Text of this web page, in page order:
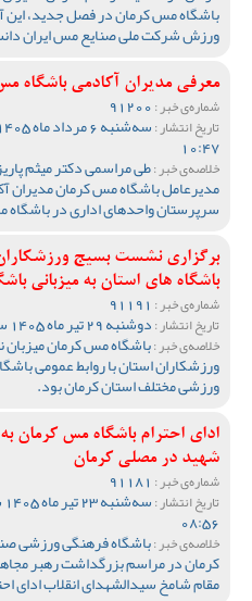
باشگاه مس کرمان در فصل جدید، این
ورزش شرکت ملی صنایع مس ایران
معرفی مدیران آکادمی باشگاه
شماره‌ی خبر :
تاریخ انتشار :
10:47
خلاصه‌ی خبر :طی مراسمی دکتر میثم
مدیرعامل باشگاه مس کرمان مدیران
سرپرستان واحدهای اداری در
برگزاری نشست بسیج
باشگاه های استان به میزبانی
شماره‌ی خبر :
تاریخ انتشار :دوشنبه 29 تیر ماه 1405 ساعت 20:04
خلاصه‌ی خبر :باشگاه مس کرمان
ورزشکاران استان با روابط عمومی
ورزشی مختلف استان کرمان بود.
ادای احترام باشگاه مس کرمان
شهید در مصلی کرمان
شماره‌ی خبر :
تاریخ انتشار :
08:56
خلاصه‌ی خبر :باشگاه فرهنگی ورزشی
کرمان در مراسم بزرگداشت رهبر
مقام شامخ سیدالشهدای انقلاب ادای